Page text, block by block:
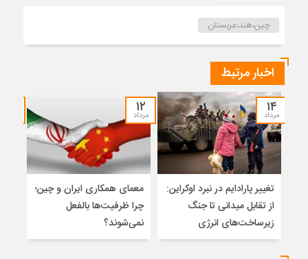
چین،هند،عربستان
اخبار مرتبط
۱۴
مرداد
تغییر پارادایم در نبرد اوکراین:
از تقابل میدانی تا جنگ
زیرساخت‌های انرژی
۱۲
مرداد
معمای همکاری ایران و چین؛
چرا ظرفیت‌ها بالفعل
نمی‌شوند؟